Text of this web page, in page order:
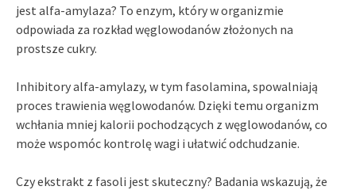
jest alfa-amylaza? To enzym, który w organizmie
odpowiada za rozkład węglowodanów złożonych na
prostsze cukry.
Inhibitory alfa-amylazy, w tym fasolamina, spowalniają
proces trawienia węglowodanów. Dzięki temu organizm
wchłania mniej kalorii pochodzących z węglowodanów, co
może wspomóc kontrolę wagi i ułatwić odchudzanie.
Czy ekstrakt z fasoli jest skuteczny? Badania wskazują, że